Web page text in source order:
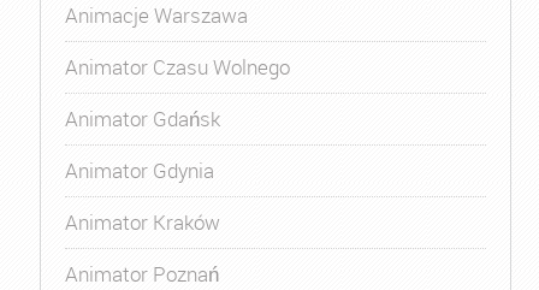
Animacje Warszawa
Animator Czasu Wolnego
Animator Gdańsk
Animator Gdynia
Animator Kraków
Animator Poznań